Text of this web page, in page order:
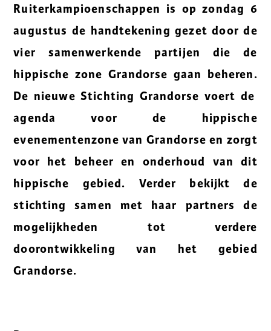
Ruiterkampioenschappen is op zondag 6
augustus de handtekening gezet door de
vier samenwerkende partijen die de
hippische zone Grandorse gaan beheren.
De nieuwe Stichting Grandorse voert de
agenda voor de hippische
evenementenzone van Grandorse en zorgt
voor het beheer en onderhoud van dit
hippische gebied. Verder bekijkt de
stichting samen met haar partners de
mogelijkheden tot verdere
doorontwikkeling van het gebied
Grandorse.